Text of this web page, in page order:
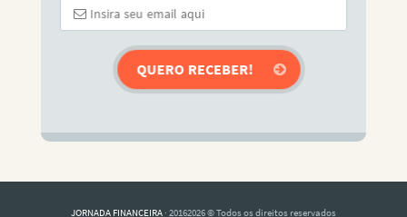
JORNADA FINANCEIRA · 20162026 © Todos os direitos reservados